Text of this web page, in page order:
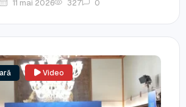
11 mai 2026 327 0
Video